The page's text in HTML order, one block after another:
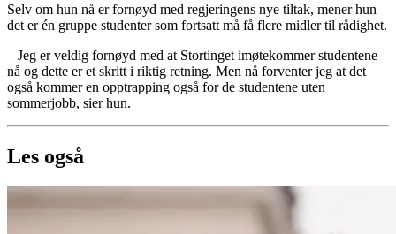
Selv om hun nå er fornøyd med regjeringens nye tiltak, mener hun
det er én gruppe studenter som fortsatt må få flere midler til rådighet.
– Jeg er veldig fornøyd med at Stortinget imøtekommer studentene
nå og dette er et skritt i riktig retning. Men nå forventer jeg at det
også kommer en opptrapping også for de studentene uten
sommerjobb, sier hun.
Les også